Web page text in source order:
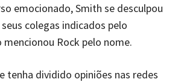
emocionado, Smith se desculpou
colegas indicados pelo
mencionou Rock pelo nome.
tenha dividido opiniões nas redes